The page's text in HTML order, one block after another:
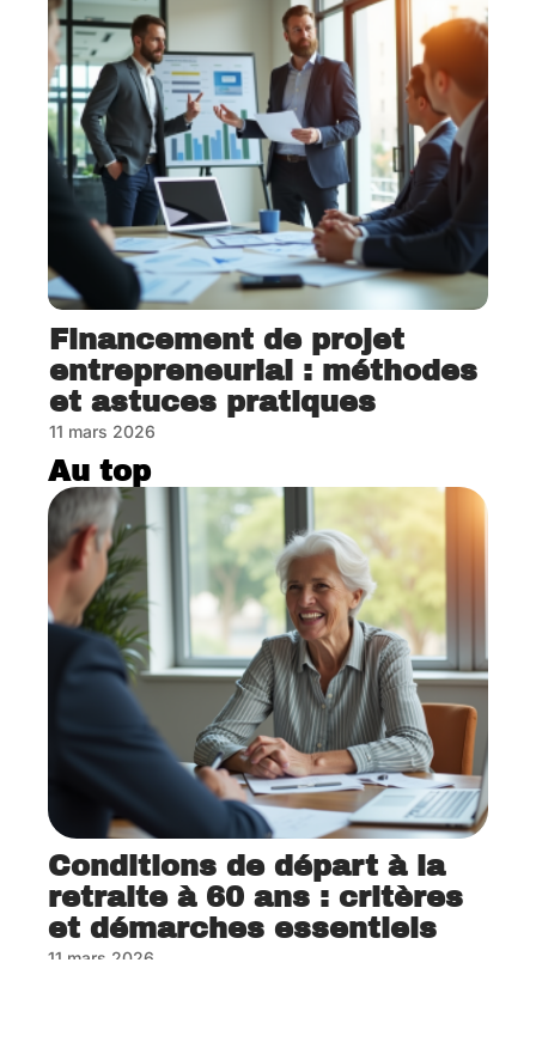
Financement de projet
entrepreneurial : méthodes
et astuces pratiques
11 mars 2026
Au top
Conditions de départ à la
retraite à 60 ans : critères
et démarches essentiels
11 mars 2026